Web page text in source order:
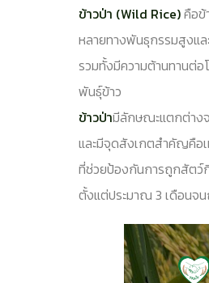
ข้าวป่า (Wild Rice)คือข้
หลายทางพันธุกรรมสูงแ
รวมทั้งมีความต้านทานต่
พันธุ์ข้าว
ข้าวป่ามีลักษณะแตกต่าง
และมีจุดสังเกตสำคัญคือเ
ที่ช่วยป้องกันการถูกสัตว์กิ
ตั้งแต่ประมาณ 3 เดือนจน